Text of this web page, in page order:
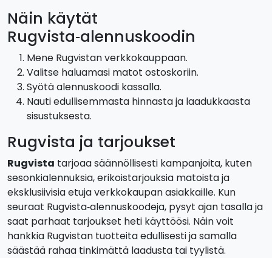
Näin käytät
Rugvista‑alennuskoodin
Mene Rugvistan verkkokauppaan.
Valitse haluamasi matot ostoskoriin.
Syötä alennuskoodi kassalla.
Nauti edullisemmasta hinnasta ja laadukkaasta
sisustuksesta.
Rugvista ja tarjoukset
Rugvista tarjoaa säännöllisesti kampanjoita, kuten
sesonkialennuksia, erikoistarjouksia matoista ja
eksklusiivisia etuja verkkokaupan asiakkaille. Kun
seuraat Rugvista‑alennuskoodeja, pysyt ajan tasalla ja
saat parhaat tarjoukset heti käyttöösi. Näin voit
hankkia Rugvistan tuotteita edullisesti ja samalla
säästää rahaa tinkimättä laadusta tai tyylistä.